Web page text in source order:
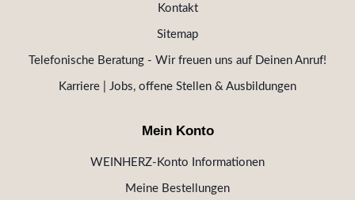
Kontakt
Sitemap
Telefonische Beratung - Wir freuen uns auf Deinen Anruf!
Karriere | Jobs, offene Stellen & Ausbildungen
Mein Konto
WEINHERZ-Konto Informationen
Meine Bestellungen